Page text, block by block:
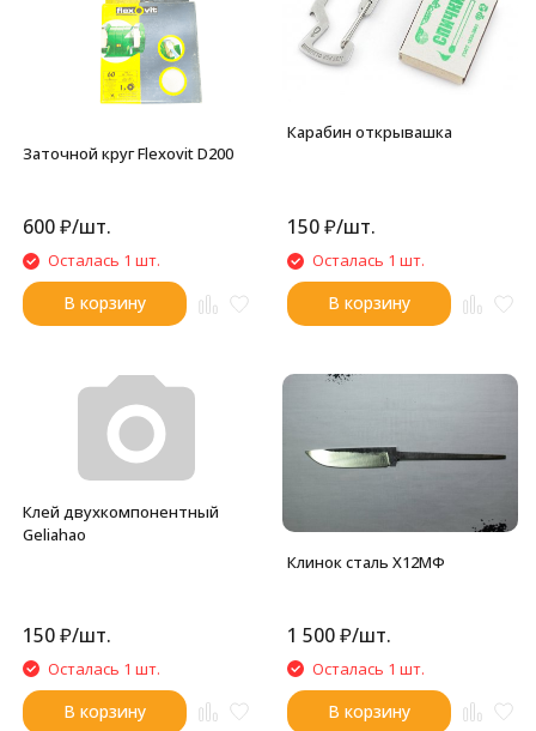
Заточной круг Flexovit D200
600₽/шт.
Осталась 1 шт.
В корзину
Карабин открывашка
150₽/шт.
Осталась 1 шт.
В корзину
Клей двухкомпонентный
Geliahao
150₽/шт.
Осталась 1 шт.
В корзину
Клинок сталь Х12МФ
1 500₽/шт.
Осталась 1 шт.
В корзину